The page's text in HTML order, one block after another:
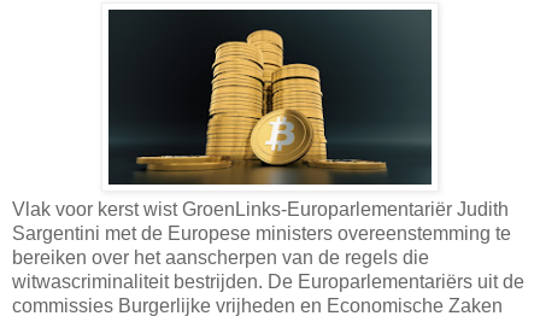
Vlak voor kerst wist GroenLinks-Europarlementariër Judith
Sargentini met de Europese ministers overeenstemming te
bereiken over het aanscherpen van de regels die
witwascriminaliteit bestrijden. De Europarlementariërs uit de
commissies Burgerlijke vrijheden en Economische Zaken